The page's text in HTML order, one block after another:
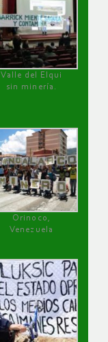
Valle del Elqui
sin minería.
Orinoco,
Venezuela